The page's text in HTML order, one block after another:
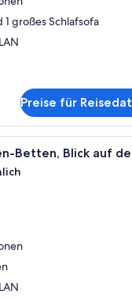
großes Schlafsofa
Preise für
Hochwertige
Betten, Blick auf